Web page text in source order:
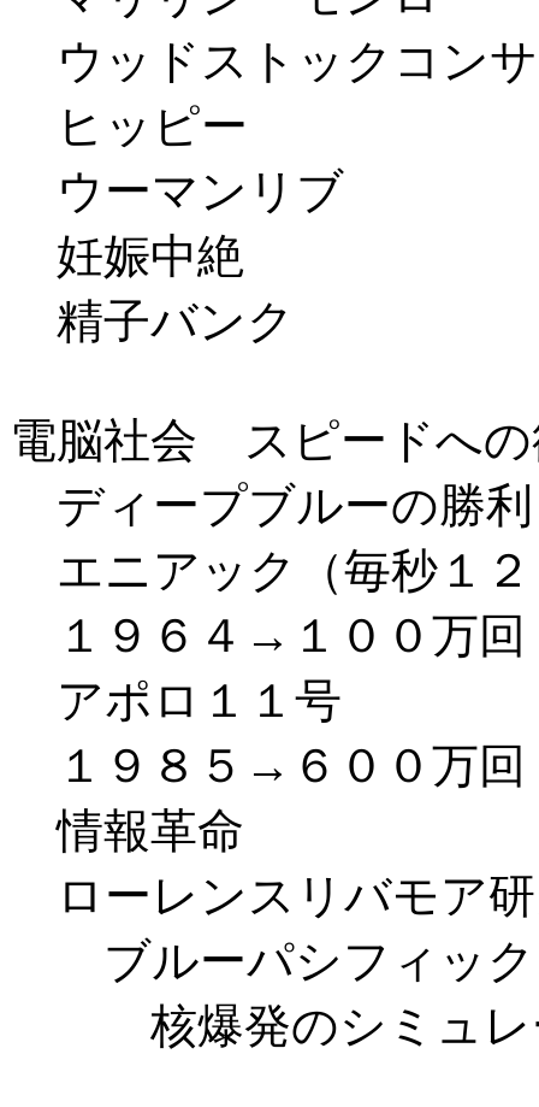
ウッドストックコン
ヒッピー
ウーマンリブ
妊娠中絶
精子バンク
電脳社会 スピードへの
ディープブルーの勝利
エニアック（毎秒１２
１９６４→１００万回
アポロ１１号
１９８５→６００万回
情報革命
ローレンスリバモア
ブルーパシフィック
核爆発のシミュレ